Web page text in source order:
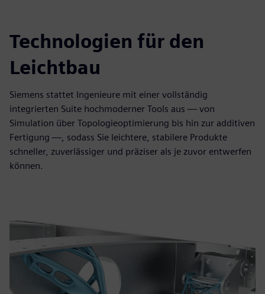
Technologien für den
Leichtbau
Siemens stattet Ingenieure mit einer vollständig
integrierten Suite hochmoderner Tools aus — von
Simulation über Topologieoptimierung bis hin zur additiven
Fertigung —, sodass Sie leichtere, stabilere Produkte
schneller, zuverlässiger und präziser als je zuvor entwerfen
können.